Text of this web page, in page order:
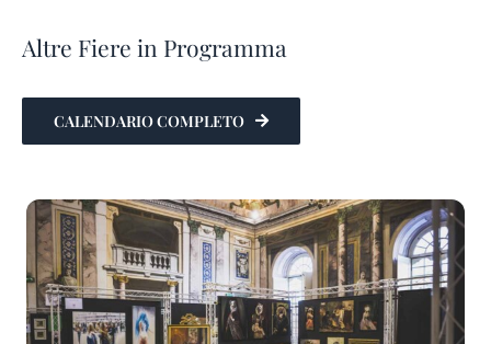
Altre Fiere in Programma
CALENDARIO COMPLETO